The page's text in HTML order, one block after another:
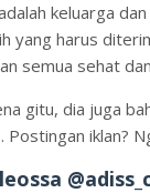
keluarga
yang harus
semua sehat
gitu, dia juga
Postingan iklan?